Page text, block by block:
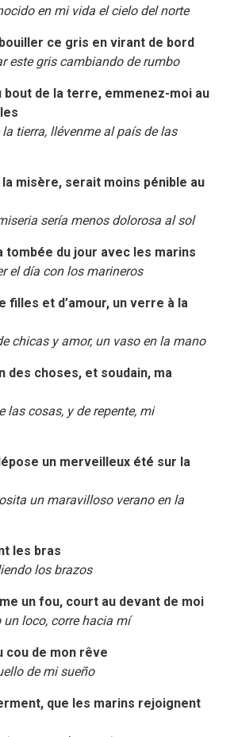
en mi vida el cielo del norte
ce gris en virant de bord
este gris cambiando de rumbo
bout de la terre, emmenez-moi au
tierra, llévenme al país de las
misère, serait moins pénible au
sería menos dolorosa al sol
tombée du jour avec les marins
el día con los marineros
filles et d’amour, un verre à la
chicas y amor, un vaso en la mano
des choses, et soudain, ma
las cosas, y de repente, mi
un merveilleux été sur la
un maravilloso verano en la
les bras
los brazos
un fou, court au devant de moi
un loco, corre hacia mí
cou de mon rêve
de mi sueño
que les marins rejoignent